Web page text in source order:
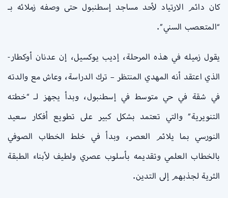
كان دائم الارتياد لأحد مساجد إسطنبول حتى وصفه زملائه بـ
“المتعصب السني”.
يقول زميله في هذه المرحلة، إديب يوكسيل، إن عدنان أوكطار-
الذي اعتقد أنه المهدي المنتظر – ترك الدراسة، وعاش مع والدته
في شقة في حي متوسط في إسطنبول، وبدأ يجهز لـ “خطته
التنويرية” والتي تعتمد بشكل كبير على تطويع أفكار سعيد
النورسي بما يلائم العصر، وبدأ في خلط الخطاب الصوفي
بالخطاب العلمي وتقديمه بأسلوب عصري ولطيف لأبناء الطبقة
الثرية لجذبهم إلى التدين.